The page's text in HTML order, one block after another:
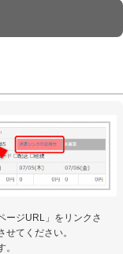
ージURL」をリンクさ
てください。